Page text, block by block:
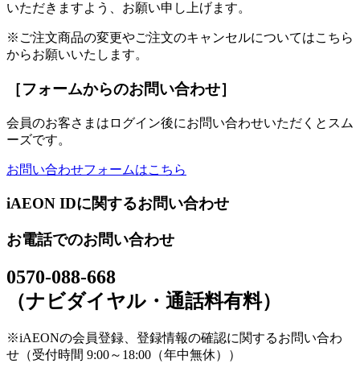
いただきますよう、お願い申し上げます。
※ご注文商品の変更やご注文のキャンセルについてはこちら
からお願いいたします。
［フォームからのお問い合わせ］
会員のお客さまはログイン後にお問い合わせいただくとスム
ーズです。
お問い合わせフォームはこちら
iAEON IDに関するお問い合わせ
お電話でのお問い合わせ
0570-088-668
（ナビダイヤル・通話料有料）
※iAEONの会員登録、登録情報の確認に関するお問い合わ
せ（受付時間 9:00～18:00（年中無休））